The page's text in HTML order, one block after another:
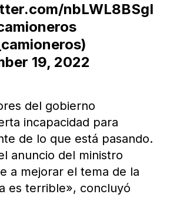
nbLWL8BSgI
19, 2022
del gobierno
incapacidad para
de lo que está pasando.
anuncio del ministro
a mejorar el tema de la
es terrible», concluyó